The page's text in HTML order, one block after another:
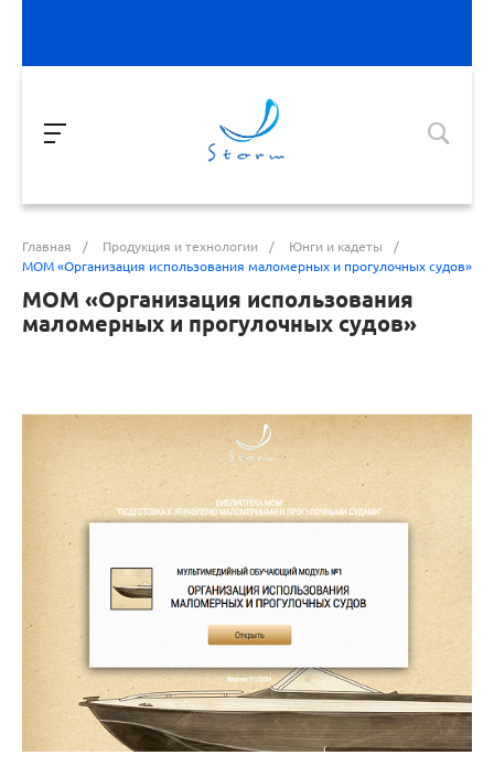
Главная / Продукция и технологии / Юнги и кадеты
/
МОМ «‎Организация использования маломерных и прогулочных судов»‎
МОМ «‎Организация использования
маломерных и прогулочных судов»‎